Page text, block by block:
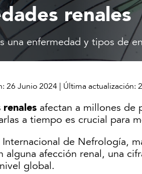
renales
una enfermedad y tipos de
26 Junio 2024 | Última actualización:
afectan a millones de
a tiempo es crucial para
Internacional de Nefrología,
alguna afección renal, una
global.